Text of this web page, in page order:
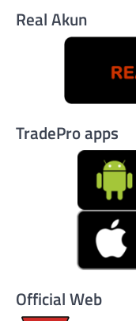
Real Akun
TradePro apps
Official Web